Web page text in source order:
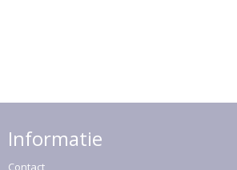
Informatie
Contact